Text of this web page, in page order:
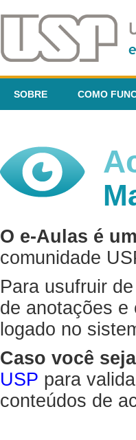
SOBRE COMO
O e-Aulas é
comunidade
Para usufruir
de anotações e
logado no
Caso você
USP para
conteúdos de